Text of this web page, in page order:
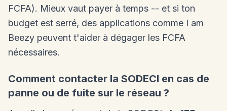
FCFA). Mieux vaut payer à temps -- et si ton
budget est serré, des applications comme I am
Beezy peuvent t'aider à dégager les FCFA
nécessaires.
Comment contacter la SODECI en cas de
panne ou de fuite sur le réseau ?